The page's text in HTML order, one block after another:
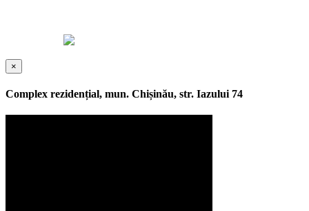
×
Complex rezidențial, mun. Chișinău, str. Iazului 74